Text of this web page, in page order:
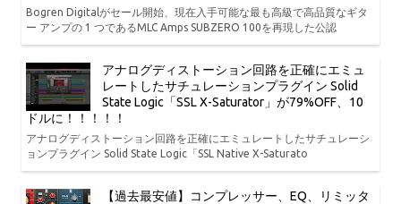
Bogren Digitalがセール開始、現在入手可能な最も高級で高品質なギタ
ー アンプの 1 つであるMLC Amps SUBZERO 100を再現した公認
アナログディストーション回路を正確にエミュ
レートしたサチュレーションプラグイン Solid
State Logic「SSL X-Saturator」が79%OFF、10
ドルに！！！！！
アナログディストーション回路を正確にエミュレートしたサチュレーシ
ョンプラグイン Solid State Logic「SSL Native X-Saturato
【過去最安値】コンプレッサー、EQ、リミッタ